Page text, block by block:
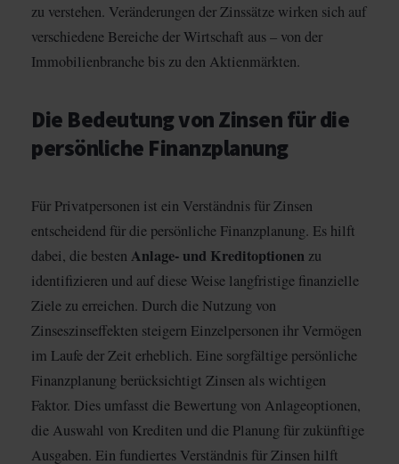
zu verstehen. Veränderungen der Zinssätze wirken sich auf
verschiedene Bereiche der Wirtschaft aus – von der
Immobilienbranche bis zu den Aktienmärkten.
Die Bedeutung von Zinsen für die
persönliche Finanzplanung
Für Privatpersonen ist ein Verständnis für Zinsen
entscheidend für die persönliche Finanzplanung. Es hilft
dabei, die besten Anlage- und Kreditoptionen zu
identifizieren und auf diese Weise langfristige finanzielle
Ziele zu erreichen. Durch die Nutzung von
Zinseszinseffekten steigern Einzelpersonen ihr Vermögen
im Laufe der Zeit erheblich. Eine sorgfältige persönliche
Finanzplanung berücksichtigt Zinsen als wichtigen
Faktor. Dies umfasst die Bewertung von Anlageoptionen,
die Auswahl von Krediten und die Planung für zukünftige
Ausgaben. Ein fundiertes Verständnis für Zinsen hilft